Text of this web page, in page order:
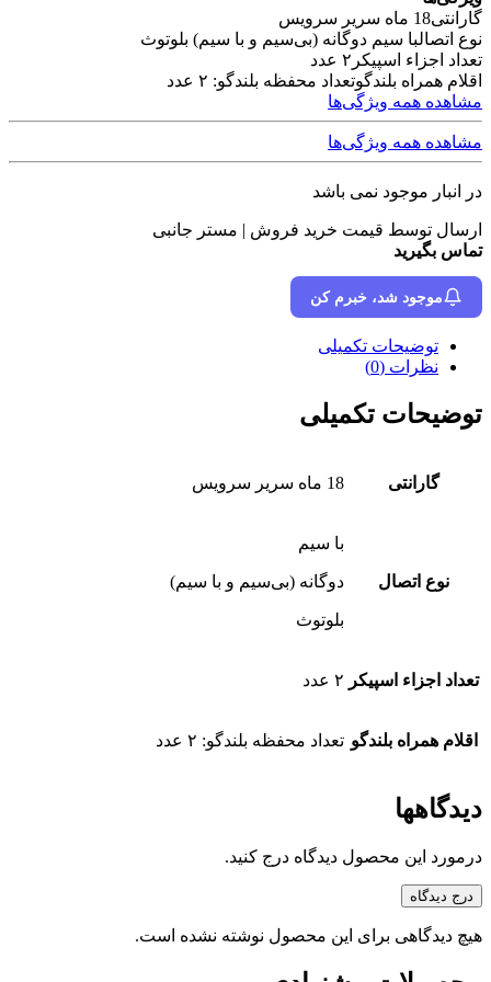
گارانتی18 ماه سریر سرویس
نوع اتصالبا سیم دوگانه (بی‌سیم و با سیم) بلوتوث
تعداد اجزاء اسپیکر ۲ عدد
اقلام همراه بلندگوتعداد محفظه بلندگو: ۲ عدد
مشاهده همه ویژگی‌ها
مشاهده همه ویژگی‌ها
در انبار موجود نمی باشد
ارسال توسط قیمت خرید فروش | مستر جانبی
تماس بگیرید
موجود شد، خبرم کن
توضیحات تکمیلی
نظرات (0)
توضیحات تکمیلی
گارانتی 18 ماه سریر سرویس
نوع اتصال
با سیم
دوگانه (بی‌سیم و با سیم)
بلوتوث
تعداد اجزاء اسپیکر ۲ عدد
اقلام همراه بلندگو تعداد محفظه بلندگو: ۲ عدد
دیدگاهها
درمورد این محصول دیدگاه درج کنید.
درج دیدگاه
هیچ دیدگاهی برای این محصول نوشته نشده است.